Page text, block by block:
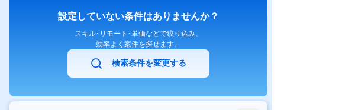
設定していない条件はありませんか？
スキル･リモート･単価などで絞り込み、
効率よく案件を探せます。
検索条件を変更する